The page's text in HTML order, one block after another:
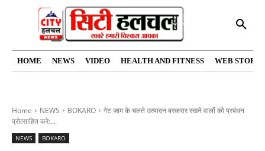
HOME NEWS VIDEO HEALTH AND FITNESS WEB
Home NEWS BOKARO
गेट जाम के चलते उत्पादन बरकरार रखने वालों को प्रबंधन
प्रोत्साहित करे:...
NEWS BOKARO